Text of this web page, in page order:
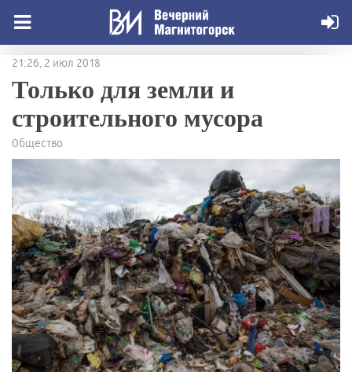
21:26, 2 июл 2018
Только для земли и
строительного мусора
Общество